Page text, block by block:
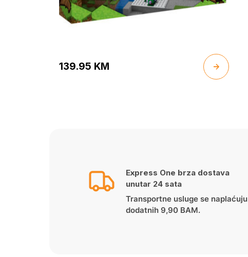
139.95 KM
Express One brza dostava
unutar 24 sata
Transportne usluge se naplaćuju
dodatnih 9,90 BAM.